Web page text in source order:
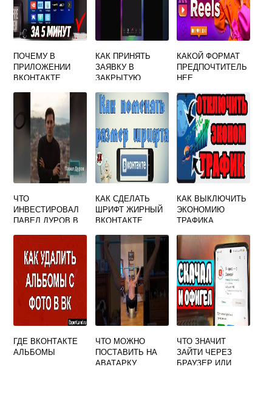
ПОЧЕМУ В
ПРИЛОЖЕНИИ
ВКОНТАКТЕ
КАК ПРИНЯТЬ
ЗАЯВКУ В
ЗАКРЫТУЮ
ВКОНТАКТЕ
КАКОЙ ФОРМАТ
ПРЕДПОЧТИТЕЛЬ
НЕЕ
ДЛЯ
ИНФОРМАЦИОНН
ОГО РОЛИКА
ВКОНТАКТЕ
ЧТО
ИНВЕСТИРОВАЛ
ПАВЕЛ ДУРОВ В
СЕТИ ВКОНТАКТЕ
КАК СДЕЛАТЬ
ШРИФТ ЖИРНЫЙ
ВКОНТАКТЕ
КАК ВЫКЛЮЧИТЬ
ЭКОНОМИЮ
ТРАФИКА
ГДЕ ВКОНТАКТЕ
АЛЬБОМЫ
ЧТО МОЖНО
ПОСТАВИТЬ НА
АВАТАРКУ
ЧТО ЗНАЧИТ
ЗАЙТИ ЧЕРЕЗ
БРАУЗЕР ИЛИ